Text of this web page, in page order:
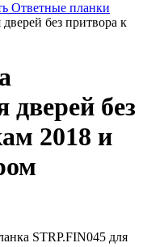
Ответные планки
без притвора к
дверей без
2018 и
STRP.FIN045 для